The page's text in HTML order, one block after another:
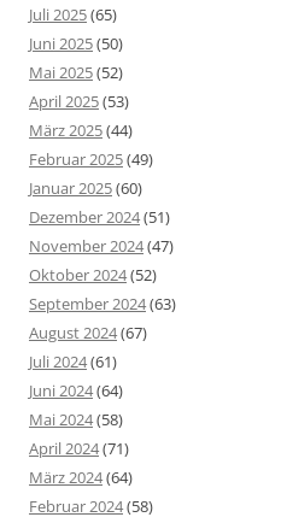
Juli 2025(65)
Juni 2025(50)
Mai 2025(52)
April 2025(53)
März 2025(44)
Februar 2025(49)
Januar 2025(60)
Dezember 2024(51)
November 2024(47)
Oktober 2024(52)
September 2024(63)
August 2024(67)
Juli 2024(61)
Juni 2024(64)
Mai 2024(58)
April 2024(71)
März 2024(64)
Februar 2024(58)